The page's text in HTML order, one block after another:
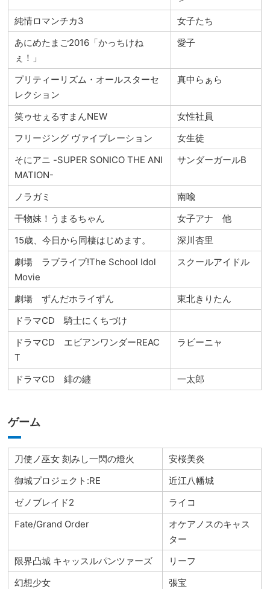
純情ロマンチカ3
女子たち
あにめたまご2016「かっちけね
ぇ！」
愛子
プリティーリズム・オールスターセ
レクション
真中らぁら
笑ゥせぇるすまんNEW
女性社員
フリージング ヴァイブレーション
女生徒
そにアニ -SUPER SONICO THE ANI
MATION-
サンダーガールB
ノラガミ
南喩
干物妹！うまるちゃん
女子アナ 他
15歳、今日から同棲はじめます。
深川杏里
劇場 ラブライブ!The School Idol
Movie
スクールアイドル
劇場 ずんだホライずん
東北きりたん
ドラマCD 騎士にくちづけ
ドラマCD エビアンワンダーREAC
T
ラビーニャ
ドラマCD 緋の纏 一太郎
ゲーム
刀使ノ巫女 刻みし一閃の燈火
安桜美炎
御城プロジェクト:RE
近江八幡城
ゼノブレイド2
ライコ
Fate/Grand Order
オケアノスのキャス
ター
限界凸城 キャッスルパンツァーズ
リーフ
幻想少女
張宝